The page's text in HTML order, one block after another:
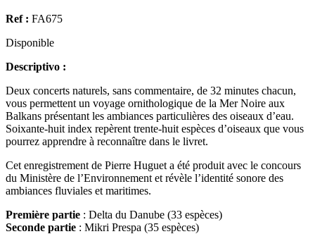
Ref : FA675
Disponible
Descriptivo :
Deux concerts naturels, sans commentaire, de 32 minutes chacun,
vous permettent un voyage ornithologique de la Mer Noire aux
Balkans présentant les ambiances particulières des oiseaux d’eau.
Soixante-huit index repèrent trente-huit espèces d’oiseaux que vous
pourrez apprendre à reconnaître dans le livret.
Cet enregistrement de Pierre Huguet a été produit avec le concours
du Ministère de l’Environnement et révèle l’identité sonore des
ambiances fluviales et maritimes.
Première partie : Delta du Danube (33 espèces)
Seconde partie : Mikri Prespa (35 espèces)